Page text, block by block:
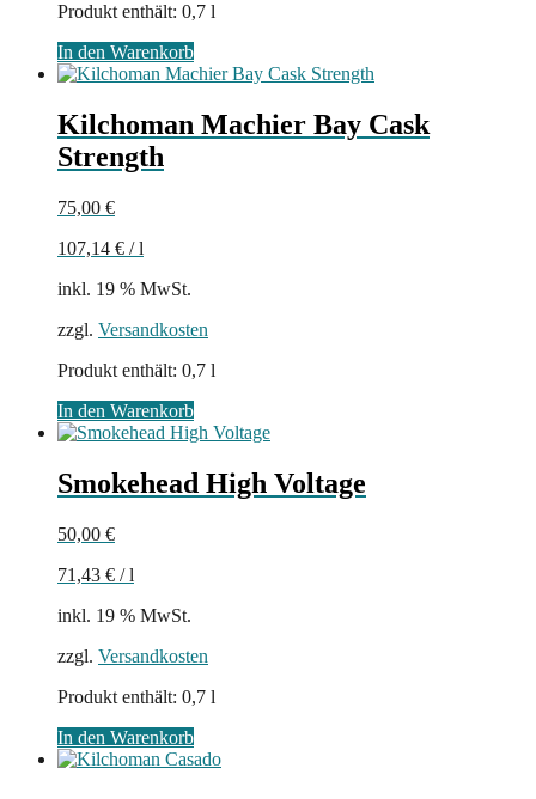
Produkt enthält: 0,7 l
In den Warenkorb
Kilchoman Machier Bay Cask
Strength
75,00 €
107,14 € /l
inkl. 19 % MwSt.
zzgl. Versandkosten
Produkt enthält: 0,7 l
In den Warenkorb
Smokehead High Voltage
50,00 €
71,43 € /l
inkl. 19 % MwSt.
zzgl. Versandkosten
Produkt enthält: 0,7 l
In den Warenkorb